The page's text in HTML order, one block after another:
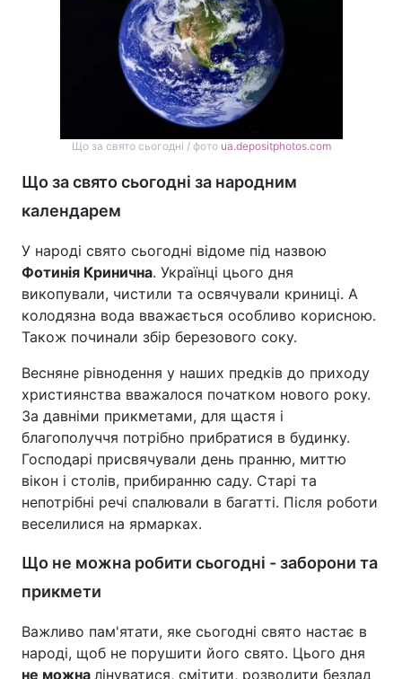
Що за свято сьогодні / фото ua.depositphotos.com
Що за свято сьогодні за народним
календарем
У народі свято сьогодні відоме під назвою
Фотинія Кринична. Українці цього дня
викопували, чистили та освячували криниці. А
колодязна вода вважається особливо корисною.
Також починали збір березового соку.
Весняне рівнодення у наших предків до приходу
християнства вважалося початком нового року.
За давніми прикметами, для щастя і
благополуччя потрібно прибратися в будинку.
Господарі присвячували день пранню, миттю
вікон і столів, прибиранню саду. Старі та
непотрібні речі спалювали в багатті. Після роботи
веселилися на ярмарках.
Що не можна робити сьогодні - заборони та
прикмети
Важливо пам'ятати, яке сьогодні свято настає в
народі, щоб не порушити його свято. Цього дня
не можна лінуватися, смітити, розводити безлад